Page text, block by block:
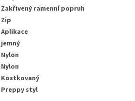
Zakřivený ramenní popruh
Zip
Aplikace
jemný
Nylon
Nylon
Kostkovaný
Preppy styl